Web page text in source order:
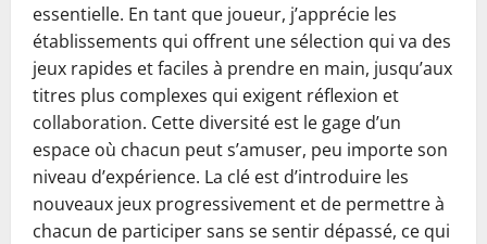
essentielle. En tant que joueur, j’apprécie les
établissements qui offrent une sélection qui va des
jeux rapides et faciles à prendre en main, jusqu’aux
titres plus complexes qui exigent réflexion et
collaboration. Cette diversité est le gage d’un
espace où chacun peut s’amuser, peu importe son
niveau d’expérience. La clé est d’introduire les
nouveaux jeux progressivement et de permettre à
chacun de participer sans se sentir dépassé, ce qui